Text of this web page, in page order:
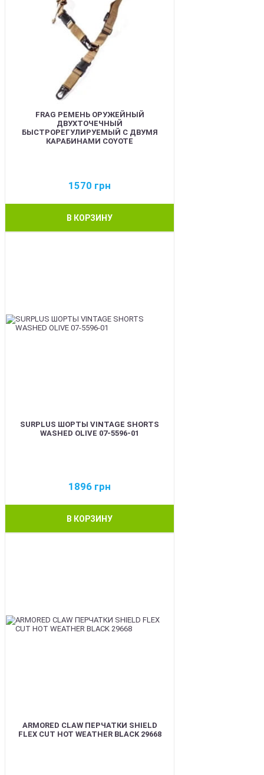
FRAG РЕМЕНЬ ОРУЖЕЙНЫЙ
ДВУХТОЧЕЧНЫЙ
БЫСТРОРЕГУЛИРУЕМЫЙ С ДВУМЯ
КАРАБИНАМИ COYOTE
1570 грн
В КОРЗИНУ
SURPLUS ШОРТЫ VINTAGE SHORTS
WASHED OLIVE 07-5596-01
1896 грн
В КОРЗИНУ
ARMORED CLAW ПЕРЧАТКИ SHIELD
FLEX CUT HOT WEATHER BLACK 29668